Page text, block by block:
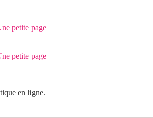
en ligne.